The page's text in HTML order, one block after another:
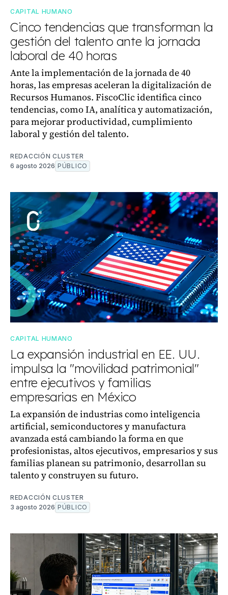
CAPITAL HUMANO
Cinco tendencias que transforman la
gestión del talento ante la jornada
laboral de 40 horas
Ante la implementación de la jornada de 40
horas, las empresas aceleran la digitalización de
Recursos Humanos. FiscoClic identifica cinco
tendencias, como IA, analítica y automatización,
para mejorar productividad, cumplimiento
laboral y gestión del talento.
REDACCIÓN CLUSTER
6 agosto 2026 PÚBLICO
CAPITAL HUMANO
La expansión industrial en EE. UU.
impulsa la "movilidad patrimonial"
entre ejecutivos y familias
empresarias en México
La expansión de industrias como inteligencia
artificial, semiconductores y manufactura
avanzada está cambiando la forma en que
profesionistas, altos ejecutivos, empresarios y sus
familias planean su patrimonio, desarrollan su
talento y construyen su futuro.
REDACCIÓN CLUSTER
3 agosto 2026 PÚBLICO